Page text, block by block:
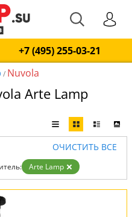
+7 (495) 255-03-21
/ Nuvola
Arte Lamp
ОЧИСТИТЬ ВСЕ
Arte Lamp